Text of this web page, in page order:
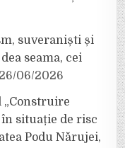
suveraniști și
seama, cei
26/06/2026
„Construire
situație de risc
Podu Nărujei,